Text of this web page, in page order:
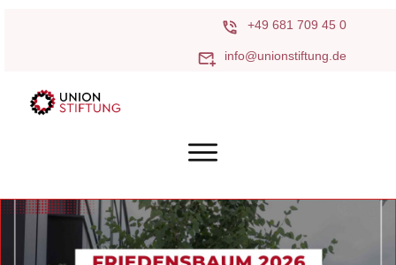
+49 681 709 45 0
info@unionstiftung.de